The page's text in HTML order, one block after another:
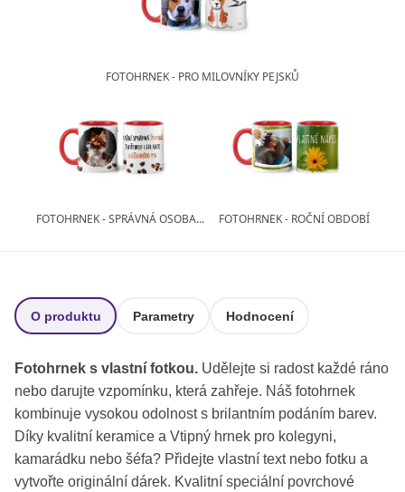
FOTOHRNEK - PRO MILOVNÍKY PEJSKŮ
FOTOHRNEK - SPRÁVNÁ OSOBA... FOTOHRNEK - ROČNÍ OBDOBÍ
O produktu Parametry Hodnocení
Fotohrnek s vlastní fotkou. Udělejte si radost každé ráno
nebo darujte vzpomínku, která zahřeje. Náš fotohrnek
kombinuje vysokou odolnost s brilantním podáním barev.
Díky kvalitní keramice a Vtipný hrnek pro kolegyni,
kamarádku nebo šéfa? Přidejte vlastní text nebo fotku a
vytvořte originální dárek. Kvalitní speciální povrchové